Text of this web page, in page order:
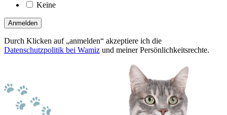
Keine
Anmelden
Durch Klicken auf „anmelden“ akzeptiere ich die
Datenschutzpolitik bei Wamiz und meiner Persönlichkeitsrechte.